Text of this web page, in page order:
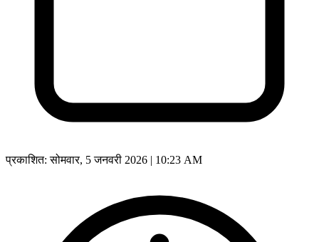
प्रकाशित:सोमवार, 5 जनवरी 2026 | 10:23 AM